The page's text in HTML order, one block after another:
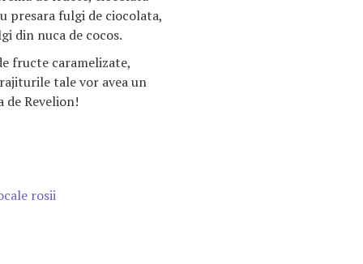
presara fulgi de ciocolata,
din nuca de cocos.
fructe caramelizate,
tale vor avea un
de Revelion!
rosii